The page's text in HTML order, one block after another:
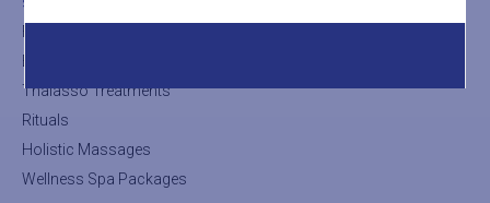
Thalasso Treatments
Rituals
Holistic Massages
Wellness Spa Packages